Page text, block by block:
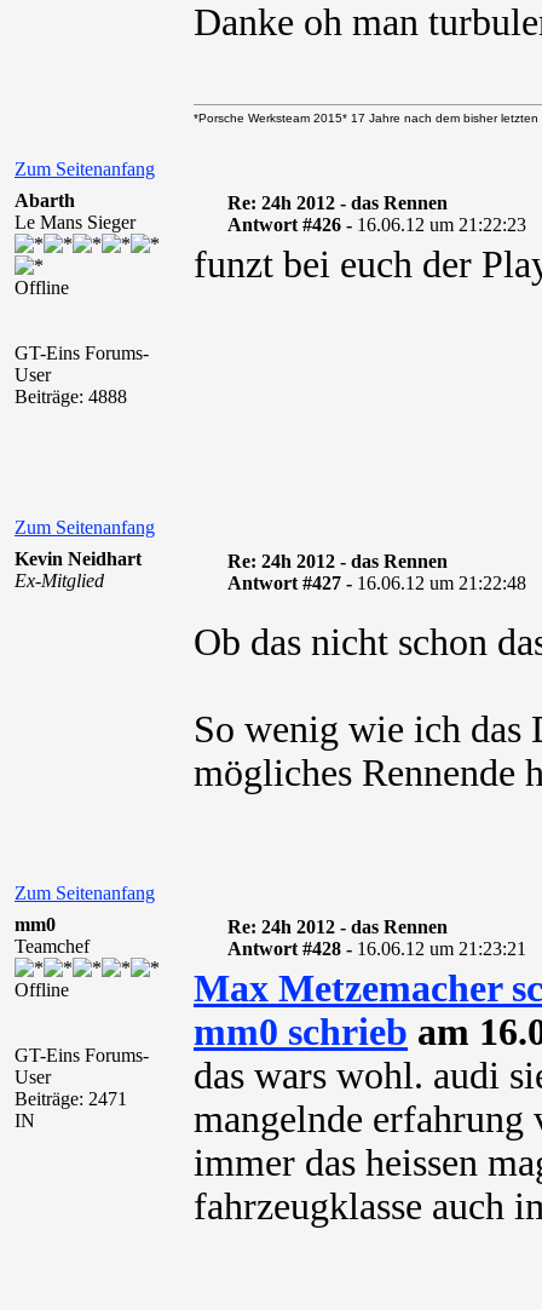
Danke oh man
Zum Seitenanfang
*Porsche Werksteam 2015* 17 Jahre nach dem bisher
Abarth
Le Mans Sieger
Offline
GT-Eins Forums-
User
Beiträge: 4888
Re: 24h 2012 - das Rennen
Antwort #426 - 16.06.12 um 21:22:23
funzt bei euch der
Zum Seitenanfang
Kevin Neidhart
Ex-Mitglied
Re: 24h 2012 - das Rennen
Antwort #427 - 16.06.12 um 21:22:48
Ob das nicht schon
So wenig wie ich das
mögliches Rennende
Zum Seitenanfang
mm0
Teamchef
Offline
GT-Eins Forums-
User
Beiträge: 2471
IN
Re: 24h 2012 - das Rennen
Antwort #428 - 16.06.12 um 21:23:21
Max Metzemacher
mm0 schrieb am
das wars wohl. audi
mangelnde erfahrung
immer das heissen
fahrzeugklasse auch